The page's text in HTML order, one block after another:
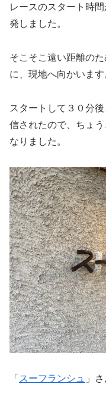
レースのスタート時
発しました。
そこそこ遠い距離の
に、現地へ向かいます
スタートして３０分
信されたので、ちょ
なりました。
「 スーフランシュ 」